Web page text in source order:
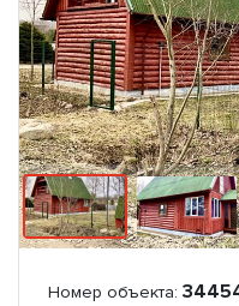
Номер объекта: